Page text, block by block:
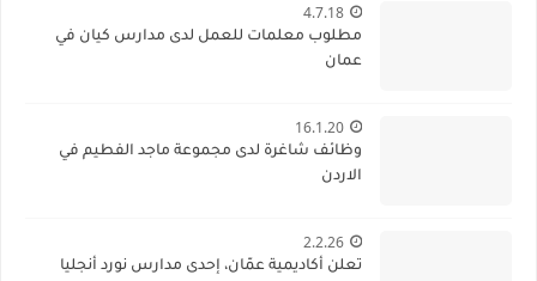
4.7.18
مطلوب معلمات للعمل لدى مدارس كيان في
عمان
16.1.20
وظائف شاغرة لدى مجموعة ماجد الفطيم في
الاردن
2.2.26
تعلن أكاديمية عمّان، إحدى مدارس نورد أنجليا